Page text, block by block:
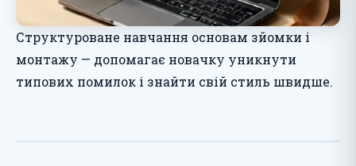
Структуроване навчання основам зйомки і
монтажу — допомагає новачку уникнути
типових помилок і знайти свій стиль швидше.